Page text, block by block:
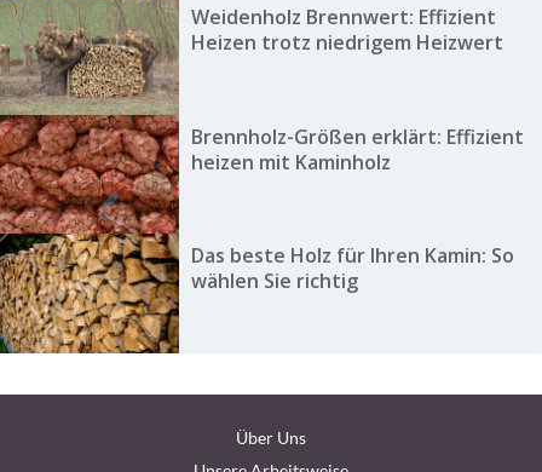
Weidenholz Brennwert: Effizient
Heizen trotz niedrigem Heizwert
Brennholz-Größen erklärt: Effizient
heizen mit Kaminholz
Das beste Holz für Ihren Kamin: So
wählen Sie richtig
Über Uns